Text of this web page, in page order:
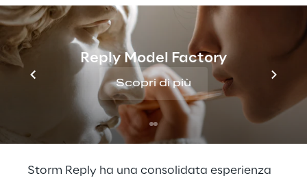
Reply Model Factory
Scopri di più
nell’Amazon Partner Network e sulle
competenze” ha affermato Filippo Rizzante,
CTO di Reply. “Siamo felici di essere uno dei
primi APN partner ad ottenere la AWS SaaS
Competency. Questa competenza si va ad
aggiungere alle altre già acquisite come
AWS Oracle, Data & Analytics, IoT, Migration,
Industrial Software and DevOps.”
Storm Reply ha una consolidata esperienza